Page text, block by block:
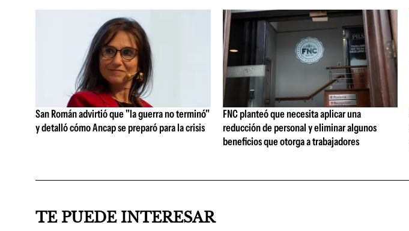
San Román advirtió que "la guerra no terminó"
y detalló cómo Ancap se preparó para la crisis
FNC planteó que necesita aplicar una
reducción de personal y eliminar algunos
beneficios que otorga a trabajadores
TE PUEDE INTERESAR